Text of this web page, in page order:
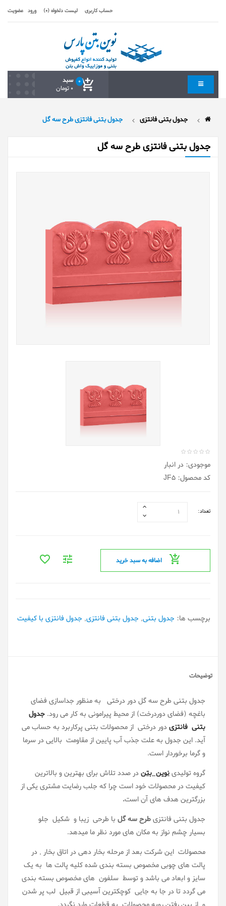
حساب کاربری لیست دلخواه (0) ورود عضویت
سبد 0
0 تومان
جدول بتنی فانتزی جدول بتنی فانتزی طرح سه گل
جدول بتنی فانتزی طرح سه گل
موجودی: در انبار
کد محصول: JF5
تعداد:
اضافه به سبد خرید
برچسب ها: جدول بتنی, جدول بتنی فانتزی, جدول فانتزی با کیفیت
توضیحات
جدول بتنی طرح سه گل دور درختی به منظور جداسازی فضای
باغچه (فضای دوردرخت) از محیط پیرامونی به کار می رود. جدول
بتنی فانتزی دور درختی از محصولات بتنی پرکاربرد به حساب می
آید. این جدول به علت جذب آب پایین از مقاومت بالایی در سرما
و گرما برخوردار است.
گروه تولیدینوین بتن در صدد تلاش برای بهترین و بالاترین
کیفیت در محصولات خود است چرا که جلب رضایت مشتری یکی از
بزرگترین هدف های آن است.
جدول بتنی فانتزیطرح سه گل با طرحی زیبا و شکیل جلو
بسیار چشم نواز به مکان های مورد نظر ما میدهد.
محصولات این شرکت بعد از مرحله بخار دهی در اتاق بخار , در
پالت های چوبی مخصوص بسته بندی شده کلیه پالت ها به یک
سایز و ابعاد می باشد و توسط سلفون های مخصوص بسته بندی
می گردد تا در جا به جایی کوچکترین آسیبی از قبیل لب پر شدن